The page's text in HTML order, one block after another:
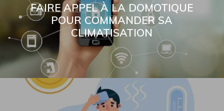
FAIRE APPEL À LA DOMOTIQUE
POUR COMMANDER SA
CLIMATISATION